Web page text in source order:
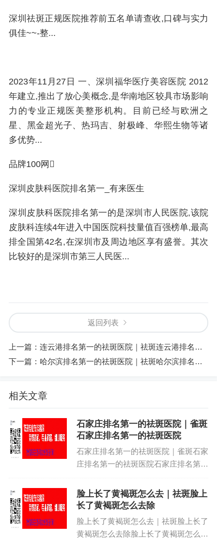
深圳祛斑正规医院推荐前五名单请查收,口碑与实力
俱佳~~-整...
2023年11月27日 一、深圳福华医疗美容医院 2012
年建立,推出了放心美概念,是华南地区较具市场影响
力的专业正规医美整形机构。目前已经与欧洲之
星、黑金超光子、热玛吉、射极峰、华熙生物等诸
多优势...
品牌100网
深圳皮肤科医院排名第一_有来医生
深圳皮肤科医院排名第一的是深圳市人民医院,该院
皮肤科连续4年进入中国医院科技量值百强榜单,最高
排全国第42名,在深圳市及周边地区享有盛誉。其次
比较好的是深圳市第三人民医...
返回列表
上一篇： 连云港排名第一的祛斑医院｜祛斑连云港排名第一的祛斑医院
下一篇： 哈尔滨排名第一的祛斑医院｜祛斑哈尔滨排名第一的祛斑医院
相关文章
石家庄排名第一的祛斑医院｜雀斑
石家庄排名第一的祛斑医院
石家庄排名第一的祛斑医院｜雀斑石家
庄排名第一的祛斑医院石家庄排名第一
斑医院石家庄排名第一的祛斑医院｜雀
斑石家庄排名第一的祛斑医院石家庄排
脸上长了黄褐斑怎么去｜祛斑脸上
长了黄褐斑怎么去除
脸上长了黄褐斑怎么去｜祛斑脸上长了
黄褐斑怎么去除脸上长了黄褐斑怎么去